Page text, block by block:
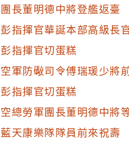
團長董明德中將登艦返臺
彭指揮官華誕本部高級長
彭指揮官切蛋糕
空軍防礮司令傅瑞瑗少將
彭指揮官切蛋糕
空總勞軍團長董明德中將
藍天康樂隊隊員前來祝壽